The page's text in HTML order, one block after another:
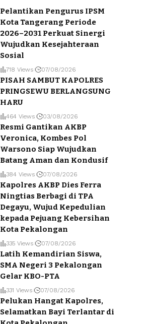
Pelantikan Pengurus IPSM
Kota Tangerang Periode
2026–2031 Perkuat Sinergi
Wujudkan Kesejahteraan
Sosial
718 Views 07/08/2026
PISAH SAMBUT KAPOLRES
PRINGSEWU BERLANGSUNG
HARU
464 Views 03/08/2026
Resmi Gantikan AKBP
Veronica, Kombes Pol
Warsono Siap Wujudkan
Batang Aman dan Kondusif
384 Views 07/08/2026
Kapolres AKBP Dies Ferra
Ningtias Berbagi di TPA
Degayu, Wujud Kepedulian
kepada Pejuang Kebersihan
Kota Pekalongan
335 Views 07/08/2026
Latih Kemandirian Siswa,
SMA Negeri 3 Pekalongan
Gelar KBO-PTA
331 Views 07/08/2026
Pelukan Hangat Kapolres,
Selamatkan Bayi Terlantar di